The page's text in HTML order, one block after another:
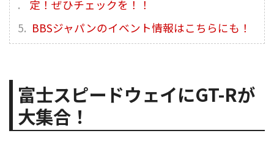
定！ぜひチェックを！！
BBSジャパンのイベント情報はこちらにも！
富士スピードウェイにGT-Rが
大集合！